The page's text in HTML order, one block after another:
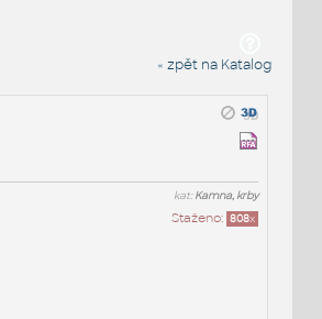
« zpět na Katalog
kat:Kamna, krby
Staženo: 808x